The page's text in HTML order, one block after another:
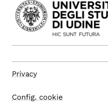
Privacy
Config. cookie